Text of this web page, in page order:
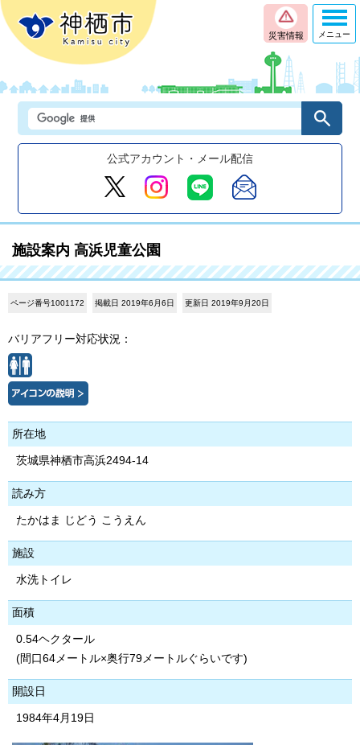
災害情報
公式アカウント・メール配信
メニュー
施設案内 高浜児童公園
ページ番号1001172 掲載日 2019年6月6日 更新日 2019年9月20日
バリアフリー対応状況：
所在地
茨城県神栖市高浜2494-14
読み方
たかはま じどう こうえん
施設
水洗トイレ
面積
0.54ヘクタール
(間口64メートル×奥行79メートルぐらいです)
開設日
1984年4月19日